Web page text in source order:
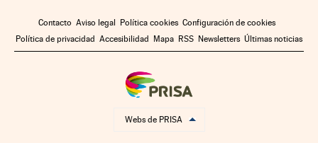
Contacto Aviso legal Política cookies Configuración de cookies
Política de privacidad Accesibilidad Mapa RSS Newsletters Últimas noticias
Webs de PRISA